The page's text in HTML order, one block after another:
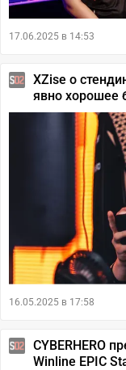
17.06.2025 в 14:53
XZise о
явно хорошее
16.05.2025 в 17:58
CYBERHERO
Winline EPIC